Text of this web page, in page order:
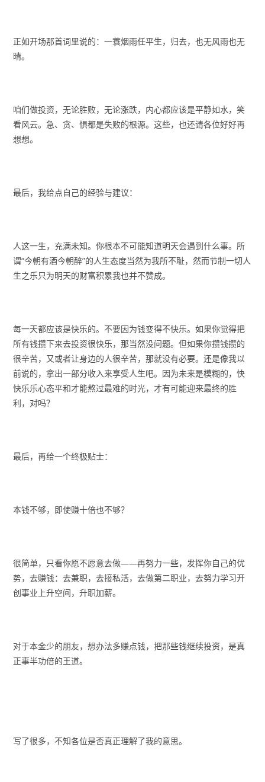
正如开场那首词里说的：一蓑烟雨任平生，归去，也无风雨也无
晴。
咱们做投资，无论胜败，无论涨跌，内心都应该是平静如水，笑
看风云。急、贪、惧都是失败的根源。这些，也还请各位好好再
想想。
最后，我给点自己的经验与建议：
人这一生，充满未知。你根本不可能知道明天会遇到什么事。所
谓“今朝有酒今朝醉”的人生态度当然为我所不耻，然而节制一切人
生之乐只为明天的财富积累我也并不赞成。
每一天都应该是快乐的。不要因为钱变得不快乐。如果你觉得把
所有钱攒下来去投资很快乐，那当然没问题。但如果你攒钱攒的
很辛苦，又或者让身边的人很辛苦，那就没有必要。还是像我以
前说的，拿出一部分收入来享受人生吧。因为未来是模糊的，快
快乐乐心态平和才能熬过最难的时光，才有可能迎来最终的胜
利，对吗？
最后，再给一个终极贴士：
本钱不够，即使赚十倍也不够？
很简单，只看你愿不愿意去做——再努力一些，发挥你自己的优
势，去赚钱：去兼职，去接私活，去做第二职业，去努力学习开
创事业上升空间，升职加薪。
对于本金少的朋友，想办法多赚点钱，把那些钱继续投资，是真
正事半功倍的王道。
写了很多，不知各位是否真正理解了我的意思。